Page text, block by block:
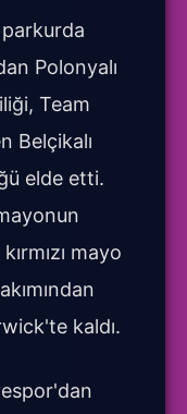
Polonyalı
Team
Belçikalı
elde etti.
mayo
kaldı.